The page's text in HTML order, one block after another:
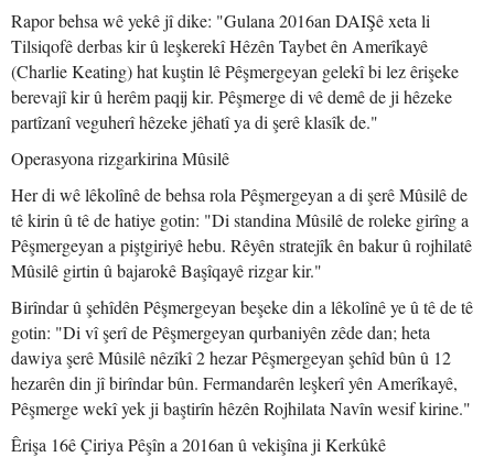
Rapor behsa wê yekê jî dike: "Gulana 2016an DAIŞê xeta li
Tilsiqofê derbas kir û leşkerekî Hêzên Taybet ên Amerîkayê
(Charlie Keating) hat kuştin lê Pêşmergeyan gelekî bi lez êrişeke
berevajî kir û herêm paqij kir. Pêşmerge di vê demê de ji hêzeke
partîzanî veguherî hêzeke jêhatî ya di şerê klasîk de."
Operasyona rizgarkirina Mûsilê
Her di wê lêkolînê de behsa rola Pêşmergeyan a di şerê Mûsilê de
tê kirin û tê de hatiye gotin: "Di standina Mûsilê de roleke girîng a
Pêşmergeyan a piştgiriyê hebu. Rêyên stratejîk ên bakur û rojhilatê
Mûsilê girtin û bajarokê Başîqayê rizgar kir."
Birîndar û şehîdên Pêşmergeyan beşeke din a lêkolînê ye û tê de tê
gotin: "Di vî şerî de Pêşmergeyan qurbaniyên zêde dan; heta
dawiya şerê Mûsilê nêzîkî 2 hezar Pêşmergeyan şehîd bûn û 12
hezarên din jî birîndar bûn. Fermandarên leşkerî yên Amerîkayê,
Pêşmerge wekî yek ji baştirîn hêzên Rojhilata Navîn wesif kirine."
Êrişa 16ê Çiriya Pêşîn a 2016an û vekişîna ji Kerkûkê